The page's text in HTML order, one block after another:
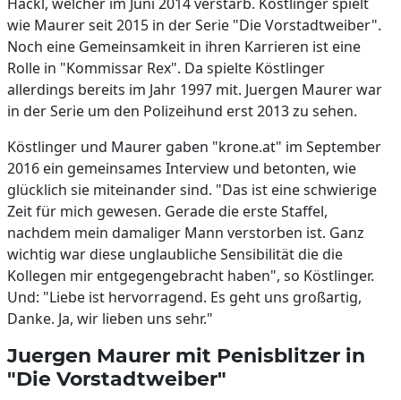
wie Maurer seit 2015 in der Serie "Die Vorstadtweiber".
Noch eine Gemeinsamkeit in ihren Karrieren ist eine
Rolle in "Kommissar Rex". Da spielte Köstlinger
allerdings bereits im Jahr 1997 mit. Juergen Maurer war
in der Serie um den Polizeihund erst 2013 zu sehen.
Köstlinger und Maurer gaben "krone.at" im September
2016 ein gemeinsames Interview und betonten, wie
glücklich sie miteinander sind. "Das ist eine schwierige
Zeit für mich gewesen. Gerade die erste Staffel,
nachdem mein damaliger Mann verstorben ist. Ganz
wichtig war diese unglaubliche Sensibilität die die
Kollegen mir entgegengebracht haben", so Köstlinger.
Und: "Liebe ist hervorragend. Es geht uns großartig,
Danke. Ja, wir lieben uns sehr."
Juergen Maurer mit Penisblitzer in
"Die Vorstadtweiber"